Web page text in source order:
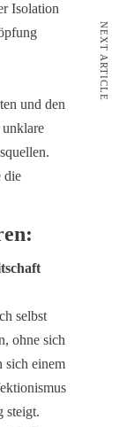
Isolation
und den
die
selbst
ohne sich
sich einem
steigt.
NEXT ARTICLE